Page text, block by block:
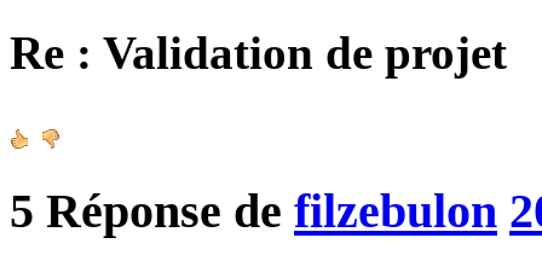
Re : Validation de projet
5 Réponse de filzebulon